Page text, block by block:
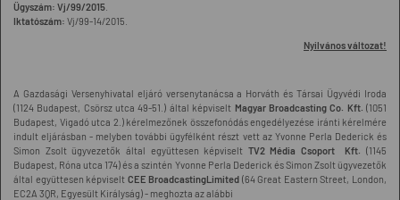
Ügyszám: Vj/99/2015
Iktatószám: Vj/99-14/2015.
Nyilvános változat!
A Gazdasági Versenyhivatal eljáró versenytanácsa a Horváth és Társai Ügyvédi Iroda
(1124 Budapest, Csörsz utca 49-51.) által képviselt Magyar Broadcasting Co. Kft.(1051
Budapest, Vigadó utca 2.) kérelmezőnek összefonódás engedélyezése iránti kérelmére
indult eljárásban - melyben további ügyfélként részt vett az Yvonne Perla Dederick és
Simon Zsolt ügyvezetők által együttesen képviselt TV2 Média Csoport Kft.(1145
Budapest, Róna utca 174) és a szintén Yvonne Perla Dederick és Simon Zsolt ügyvezetők
által együttesen képviselt CEE BroadcastingLimited (64 Great Eastern Street, London,
EC2A 3QR, Egyesült Királyság) - meghozta az alábbi